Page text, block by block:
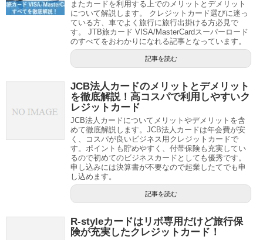
またカードを利用する上でのメリットとデメリット
について解説します。 クレジットカード選びに迷っ
ている方、車でよく旅行に旅行出掛ける方必見で
す。 JTB旅カード VISA/MasterCardスーパーロード
のすべてをおわかりになれる記事となっています。
記事を読む
JCB法人カードのメリットとデメリット
を徹底解説！高コスパで利用しやすいク
レジットカード
JCB法人カードについてメリットやデメリットを含
めて徹底解説します。JCB法人カードは年会費が安
く、コスパが良いビジネス用クレジットカードで
す。ポイントも貯めやすく、付帯保険も充実してい
るので初めてのビジネスカードとしても優秀です。
申し込みには決算書が不要なので起業したてでも申
し込めます。
記事を読む
R-styleカードはリボ専用だけど旅行保
険が充実したクレジットカード！